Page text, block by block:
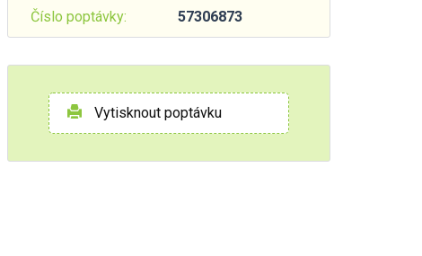
Číslo poptávky: 57306873
Vytisknout poptávku